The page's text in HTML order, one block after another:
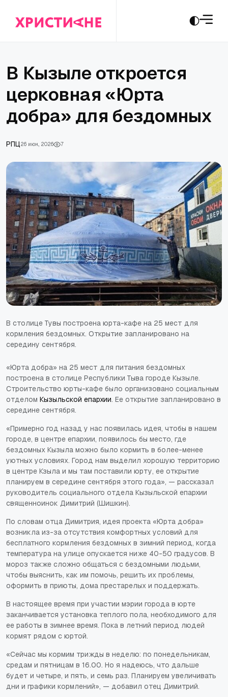
В Кызыле откроется
церковная «Юрта
добра» для бездомных
РПЦ26 июн., 2026 7
В столице Тувы построена юрта-кафе на 25 мест для
кормления бездомных. Открытие запланировано на
середину сентября.
«Юрта добра» на 25 мест для питания бездомных
построена в столице Республики Тыва городе Кызыле.
Строительство юрты-кафе было организовано социальным
отделом Кызыльской епархии. Ее открытие запланировано в
середине сентября.
«Примерно год назад у нас появилась идея, чтобы в нашем
городе, в центре епархии, появилось бы место, где
бездомных Кызыла можно было кормить в более-менее
уютных условиях. Город нам выделил хорошую территорию
в центре Кзыла и мы там поставили юрту, ее открытие
планируем в середине сентября этого года», — рассказал
руководитель социального отдела Кызыльской епархии
священноинок Димитрий (Шишкин).
По словам отца Димитрия, идея проекта «Юрта добра»
возникла из-за отсутствия комфортных условий для
бесплатного кормления бездомных в зимний период, когда
температура на улице опускается ниже 40-50 градусов. В
мороз также сложно общаться с бездомными людьми,
чтобы выяснить, как им помочь, решить их проблемы,
оформить в приюты, дома престарелых и поддержать.
В настоящее время при участии мэрии города в юрте
заканчивается установка теплого пола, необходимого для
ее работы в зимнее время. Пока в летний период людей
кормят рядом с юртой.
«Сейчас мы кормим трижды в неделю: по понедельникам,
средам и пятницам в 16.00. Но я надеюсь, что дальше
будет и четыре, и пять, и семь раз. Планируем увеличивать
дни и графики кормлений», — добавил отец Димитрий.